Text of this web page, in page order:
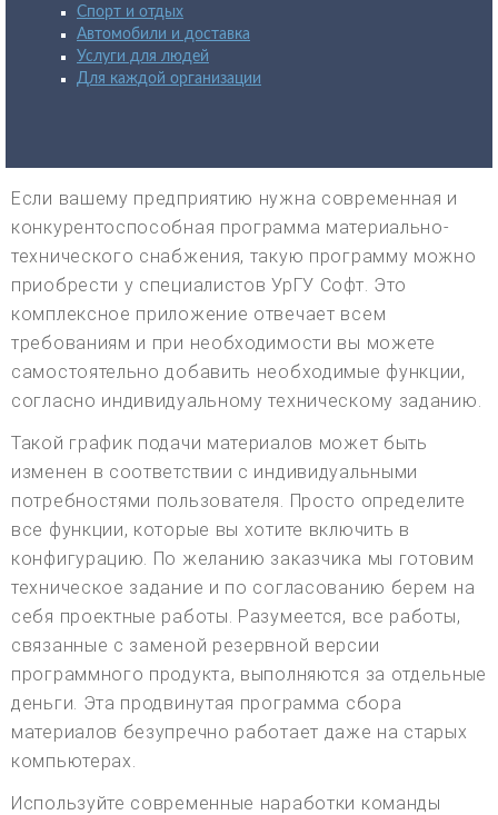
Спорт и отдых
Автомобили и доставка
Услуги для людей
Для каждой организации
Если вашему предприятию нужна современная и
конкурентоспособная программа материально-
технического снабжения, такую программу можно
приобрести у специалистов УрГУ Софт. Это
комплексное приложение отвечает всем
требованиям и при необходимости вы можете
самостоятельно добавить необходимые функции,
согласно индивидуальному техническому заданию.
Такой график подачи материалов может быть
изменен в соответствии с индивидуальными
потребностями пользователя. Просто определите
все функции, которые вы хотите включить в
конфигурацию. По желанию заказчика мы готовим
техническое задание и по согласованию берем на
себя проектные работы. Разумеется, все работы,
связанные с заменой резервной версии
программного продукта, выполняются за отдельные
деньги. Эта продвинутая программа сбора
материалов безупречно работает даже на старых
компьютерах.
Используйте современные наработки команды